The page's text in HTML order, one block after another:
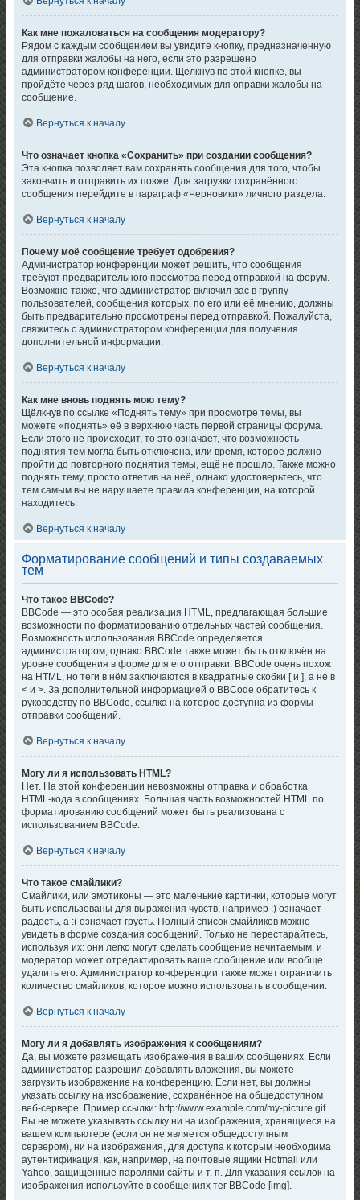
Как мне пожаловаться на сообщения модератору?
Рядом с каждым сообщением вы увидите кнопку, предназначенную
для отправки жалобы на него, если это разрешено
администратором конференции. Щёлкнув по этой кнопке, вы
пройдёте через ряд шагов, необходимых для оправки жалобы на
сообщение.
Вернуться к началу
Что означает кнопка «Сохранить» при создании сообщения?
Эта кнопка позволяет вам сохранять сообщения для того, чтобы
закончить и отправить их позже. Для загрузки сохранённого
сообщения перейдите в параграф «Черновики» личного раздела.
Вернуться к началу
Почему моё сообщение требует одобрения?
Администратор конференции может решить, что сообщения
требуют предварительного просмотра перед отправкой на форум.
Возможно также, что администратор включил вас в группу
пользователей, сообщения которых, по его или её мнению, должны
быть предварительно просмотрены перед отправкой. Пожалуйста,
свяжитесь с администратором конференции для получения
дополнительной информации.
Вернуться к началу
Как мне вновь поднять мою тему?
Щёлкнув по ссылке «Поднять тему» при просмотре темы, вы
можете «поднять» её в верхнюю часть первой страницы форума.
Если этого не происходит, то это означает, что возможность
поднятия тем могла быть отключена, или время, которое должно
пройти до повторного поднятия темы, ещё не прошло. Также можно
поднять тему, просто ответив на неё, однако удостоверьтесь, что
тем самым вы не нарушаете правила конференции, на которой
находитесь.
Вернуться к началу
Форматирование сообщений и типы создаваемых
тем
Что такое BBCode?
BBCode — это особая реализация HTML, предлагающая большие
возможности по форматированию отдельных частей сообщения.
Возможность использования BBCode определяется
администратором, однако BBCode также может быть отключён на
уровне сообщения в форме для его отправки. BBCode очень похож
на HTML, но теги в нём заключаются в квадратные скобки [ и ], а не в
< и >. За дополнительной информацией о BBCode обратитесь к
руководству по BBCode, ссылка на которое доступна из формы
отправки сообщений.
Вернуться к началу
Могу ли я использовать HTML?
Нет. На этой конференции невозможны отправка и обработка
HTML-кода в сообщениях. Большая часть возможностей HTML по
форматированию сообщений может быть реализована с
использованием BBCode.
Вернуться к началу
Что такое смайлики?
Смайлики, или эмотиконы — это маленькие картинки, которые могут
быть использованы для выражения чувств, например :) означает
радость, а :( означает грусть. Полный список смайликов можно
увидеть в форме создания сообщений. Только не перестарайтесь,
используя их: они легко могут сделать сообщение нечитаемым, и
модератор может отредактировать ваше сообщение или вообще
удалить его. Администратор конференции также может ограничить
количество смайликов, которое можно использовать в сообщении.
Вернуться к началу
Могу ли я добавлять изображения к сообщениям?
Да, вы можете размещать изображения в ваших сообщениях. Если
администратор разрешил добавлять вложения, вы можете
загрузить изображение на конференцию. Если нет, вы должны
указать ссылку на изображение, сохранённое на общедоступном
веб-сервере. Пример ссылки: http://www.example.com/my-picture.gif.
Вы не можете указывать ссылку ни на изображения, хранящиеся на
вашем компьютере (если он не является общедоступным
сервером), ни на изображения, для доступа к которым необходима
аутентификация, как, например, на почтовые ящики Hotmail или
Yahoo, защищённые паролями сайты и т. п. Для указания ссылок на
изображения используйте в сообщениях тег BBCode [img].